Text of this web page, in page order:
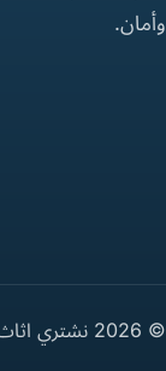
وأمان.
© 2026 نشتري اثاث.كوم. جميع الحقوق محفوظة.